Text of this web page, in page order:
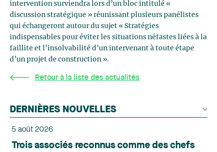
intervention surviendra lors d’un bloc intitulé «
discussion stratégique » réunissant plusieurs panélistes
qui échangeront autour du sujet « Stratégies
indispensables pour éviter les situations néfastes liées à la
faillite et l’insolvabilité d’un intervenant à toute étape
d’un projet de construction ».
Retour à la liste des actualités
DERNIÈRES NOUVELLES
5 août 2026
Trois associés reconnus comme des chefs